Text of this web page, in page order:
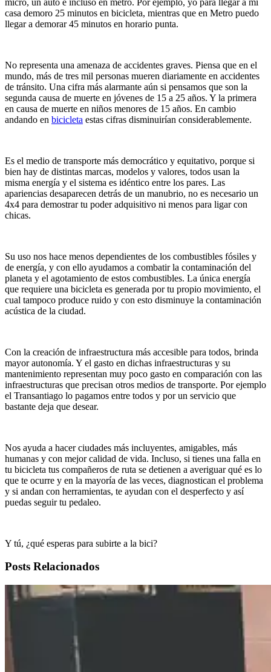
casa demoro 25 minutos en bicicleta, mientras que en Metro puedo
llegar a demorar 45 minutos en horario punta.
No representa una amenaza de accidentes graves. Piensa que en el
mundo, más de tres mil personas mueren diariamente en accidentes
de tránsito. Una cifra más alarmante aún si pensamos que son la
segunda causa de muerte en jóvenes de 15 a 25 años. Y la primera
en causa de muerte en niños menores de 15 años. En cambio
andando en bicicleta estas cifras disminuirían considerablemente.
Es el medio de transporte más democrático y equitativo, porque si
bien hay de distintas marcas, modelos y valores, todos usan la
misma energía y el sistema es idéntico entre los pares. Las
apariencias desaparecen detrás de un manubrio, no es necesario un
4x4 para demostrar tu poder adquisitivo ni menos para ligar con
chicas.
Su uso nos hace menos dependientes de los combustibles fósiles y
de energía, y con ello ayudamos a combatir la contaminación del
planeta y el agotamiento de estos combustibles. La única energía
que requiere una bicicleta es generada por tu propio movimiento, el
cual tampoco produce ruido y con esto disminuye la contaminación
acústica de la ciudad.
Con la creación de infraestructura más accesible para todos, brinda
mayor autonomía. Y el gasto en dichas infraestructuras y su
mantenimiento representan muy poco gasto en comparación con las
infraestructuras que precisan otros medios de transporte. Por ejemplo
el Transantiago lo pagamos entre todos y por un servicio que
bastante deja que desear.
Nos ayuda a hacer ciudades más incluyentes, amigables, más
humanas y con mejor calidad de vida. Incluso, si tienes una falla en
tu bicicleta tus compañeros de ruta se detienen a averiguar qué es lo
que te ocurre y en la mayoría de las veces, diagnostican el problema
y si andan con herramientas, te ayudan con el desperfecto y así
puedas seguir tu pedaleo.
Y tú, ¿qué esperas para subirte a la bici?
Posts Relacionados